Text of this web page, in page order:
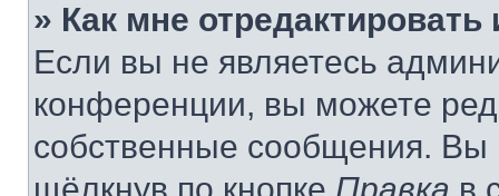
» Как мне
Если вы не являетесь
конференции, вы можете
собственные сообщения. Вы